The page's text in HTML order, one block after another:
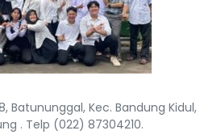
Batununggal, Kec. Bandung Kidul,
. Telp (022) 87304210.